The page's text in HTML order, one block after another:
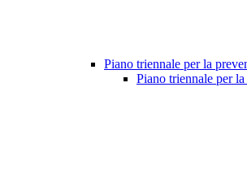
Piano triennale per la
Piano triennale per